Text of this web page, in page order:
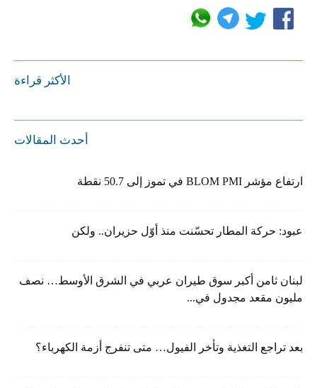
الأكثر قراءة
أحدث المقالات
ارتفاع مؤشر BLOM PMI في تموز إلى 50.7 نقطة
عبود: حركة المطار تحسّنت منذ أوّل حزيران.. ولكن
لبنان ثامن أكبر سوق طيران عربي في الشرق الأوسط… نصف
مليون مقعد مجدول في...
بعد تراجع التغذية وتأخر الفيول… متى تنفرج أزمة الكهرباء؟